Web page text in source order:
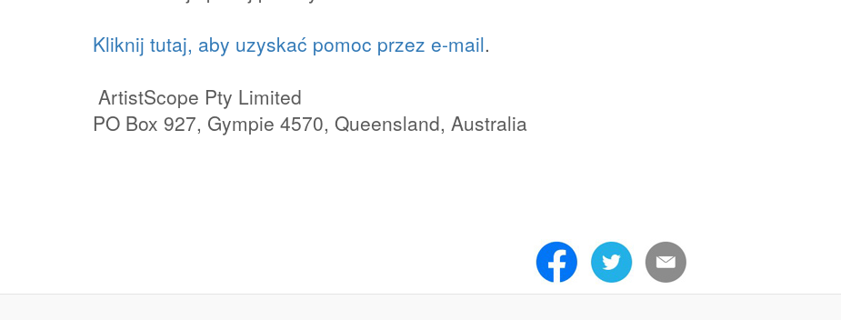
Kliknij tutaj, aby uzyskać pomoc przez e-mail.
​ ArtistScope Pty Limited
PO Box 927, Gympie 4570, Queensland, Australia